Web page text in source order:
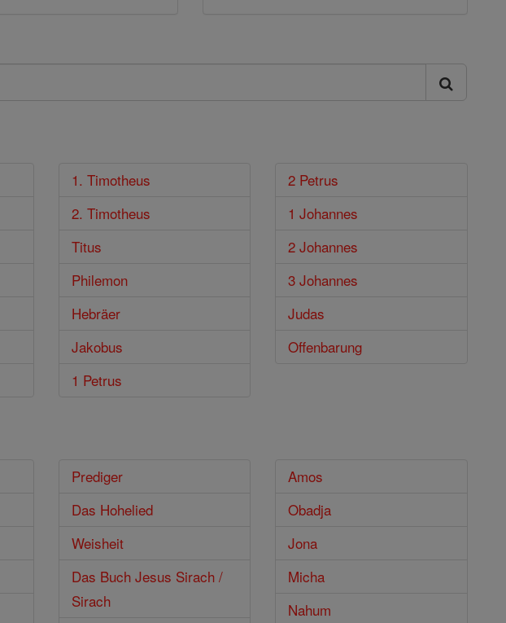
1. Timotheus
2. Timotheus
Titus
Philemon
Hebräer
Jakobus
1 Petrus
2 Petrus
1 Johannes
2 Johannes
3 Johannes
Judas
Offenbarung
Prediger
Das Hohelied
Weisheit
Das Buch Jesus Sirach /
Sirach
Amos
Obadja
Jona
Micha
Nahum